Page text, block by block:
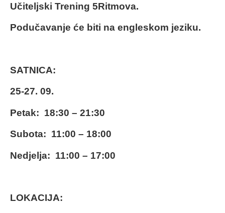
Učiteljski Trening 5Ritmova.
Podučavanje će biti na engleskom jeziku.
SATNICA:
25-27. 09.
Petak: 18:30 – 21:30
Subota: 11:00 – 18:00
Nedjelja: 11:00 – 17:00
LOKACIJA: